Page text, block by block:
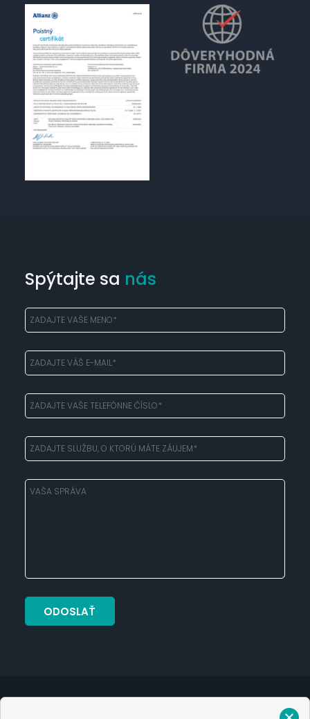
Spýtajte sa nás